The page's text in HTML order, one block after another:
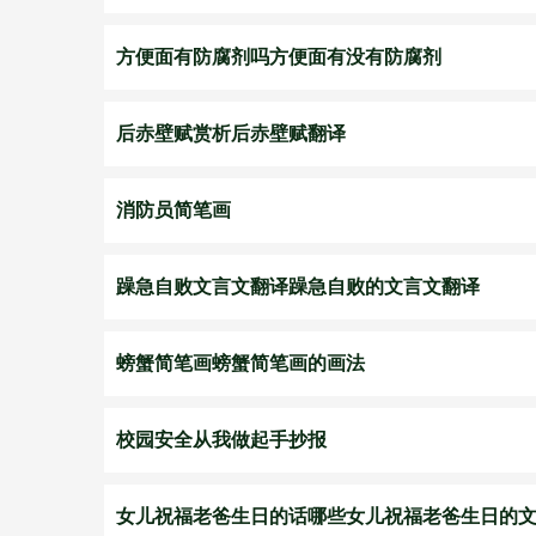
方便面有防腐剂吗方便面有没有防腐剂
后赤壁赋赏析后赤壁赋翻译
消防员简笔画
躁急自败文言文翻译躁急自败的文言文翻译
螃蟹简笔画螃蟹简笔画的画法
校园安全从我做起手抄报
女儿祝福老爸生日的话哪些女儿祝福老爸生日的